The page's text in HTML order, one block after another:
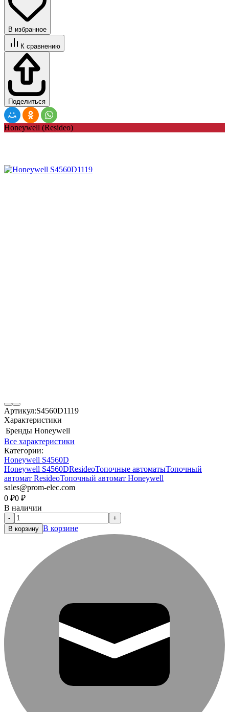
В избранное
К сравнению
Поделиться
Honeywell (Resideo)
Артикул:S4560D1119
Характеристики
Бренды Honeywell
Все характеристики
Категории:
Honeywell S4560D
Honeywell S4560DResideoТопочные автоматыТопочный
автомат ResideoТопочный автомат Honeywell
sales@prom-elec.com
0 ₽0 ₽
В наличии
-
+
В корзину В корзине